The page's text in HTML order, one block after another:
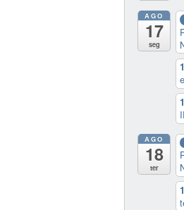
AGO
17
seg
AGO
18
ter